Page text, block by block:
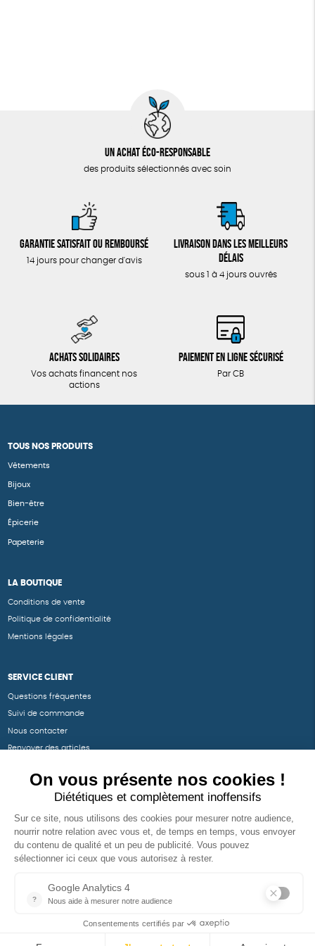
Un achat éco-responsable
des produits sélectionnés avec soin
Garantie satisfait ou remboursé
14 jours pour changer d'avis
Livraison dans les meilleurs
délais
sous 1 à 4 jours ouvrés
Achats solidaires
Vos achats financent nos
actions
Paiement en ligne sécurisé
Par CB
TOUS NOS PRODUITS
Vêtements
Bijoux
Bien-être
Épicerie
Papeterie
LA BOUTIQUE
Conditions de vente
Politique de confidentialité
Mentions légales
SERVICE CLIENT
Questions fréquentes
Suivi de commande
Nous contacter
Renvoyer des articles
SUIVEZ-NOUS
Une boutique élaborée avec